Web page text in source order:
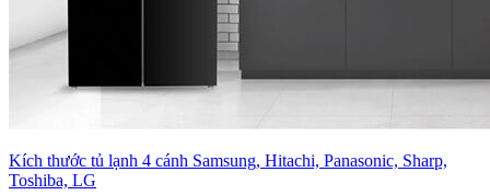
Kích thước tủ lạnh 4 cánh Samsung, Hitachi, Panasonic, Sharp,
Toshiba, LG